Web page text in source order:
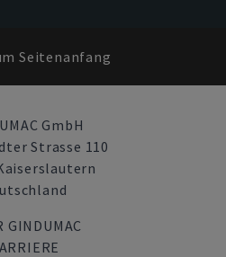
Seitenanfang
GmbH
Strasse 110
GINDUMAC